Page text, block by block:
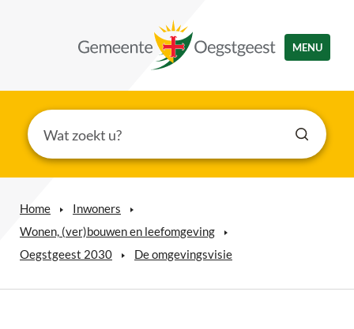
MENU
Home
Inwoners
Wonen, (ver)bouwen en leefomgeving
Oegstgeest 2030
De omgevingsvisie